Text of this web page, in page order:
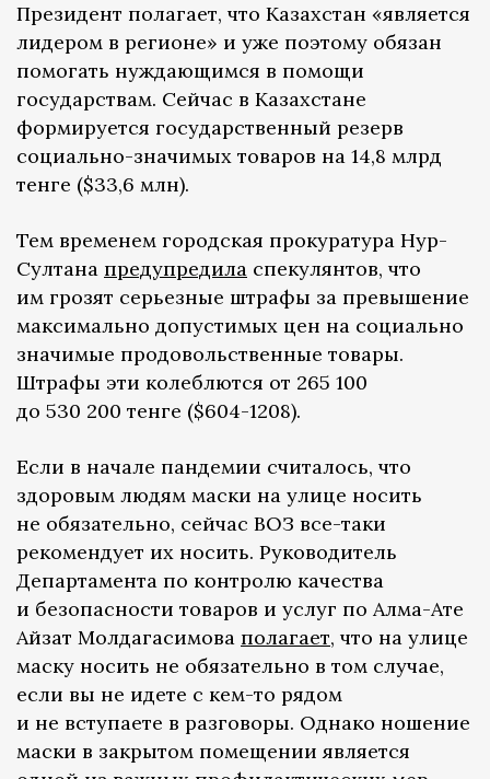
Президент полагает, что Казахстан «является
лидером в регионе» и уже поэтому обязан
помогать нуждающимся в помощи
государствам. Сейчас в Казахстане
формируется государственный резерв
социально-значимых товаров на 14,8 млрд
тенге ($33,6 млн).
Тем временем городская прокуратура Нур-
Султана предупредила спекулянтов, что
им грозят серьезные штрафы за превышение
максимально допустимых цен на социально
значимые продовольственные товары.
Штрафы эти колеблются от 265 100
до 530 200 тенге ($604-1208).
Если в начале пандемии считалось, что
здоровым людям маски на улице носить
не обязательно, сейчас ВОЗ все-таки
рекомендует их носить. Руководитель
Департамента по контролю качества
и безопасности товаров и услуг по Алма-Ате
Айзат Молдагасимова полагает, что на улице
маску носить не обязательно в том случае,
если вы не идете с кем-то рядом
и не вступаете в разговоры. Однако ношение
маски в закрытом помещении является